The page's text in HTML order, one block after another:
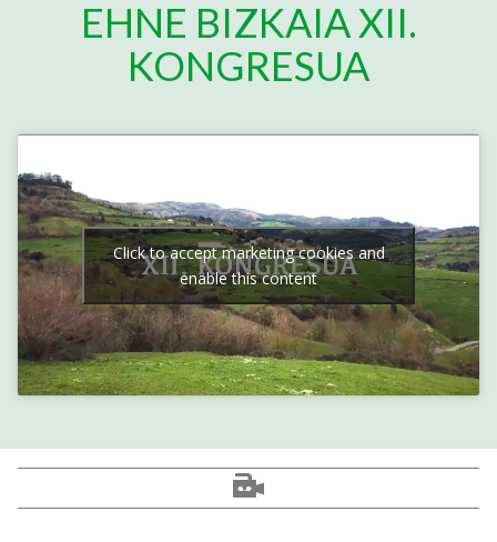
EHNE BIZKAIA XII.
KONGRESUA
Click to accept marketing cookies and
enable this content